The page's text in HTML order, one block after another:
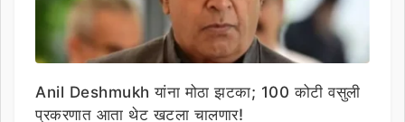
Anil Deshmukh यांना मोठा झटका; 100 कोटी वसुली
प्रकरणात आता थेट खटला चालणार!